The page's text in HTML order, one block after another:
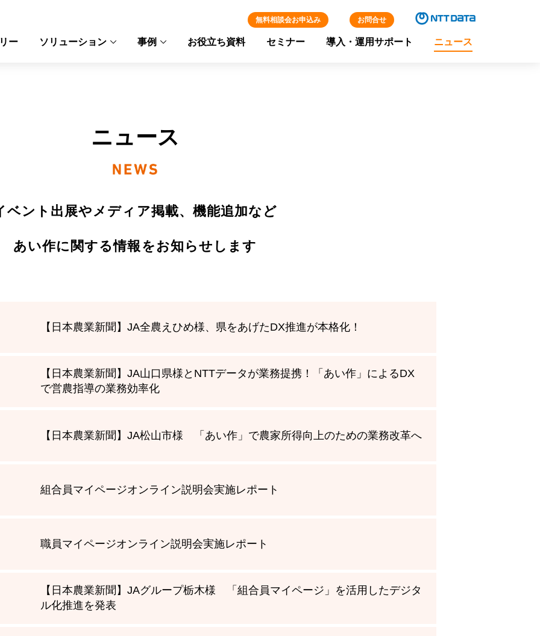
無料相談会お申込み お問合せ
ー ソリューション 事例 お役立ち資料 セミナー 導入・運用サポート ニュース
ニュース
ベント出展やメディア掲載、機能追加など
あい作に関する情報をお知らせします
【日本農業新聞】JA全農えひめ様、県をあげたDX推進が本格化！
【日本農業新聞】JA山口県様とNTTデータが業務提携！「あい作」によるDX
で営農指導の業務効率化
【日本農業新聞】JA松山市様 「あい作」で農家所得向上のための業務改革へ
組合員マイページオンライン説明会実施レポート
職員マイページオンライン説明会実施レポート
【日本農業新聞】JAグループ栃木様 「組合員マイページ」を活用したデジタ
ル化推進を発表